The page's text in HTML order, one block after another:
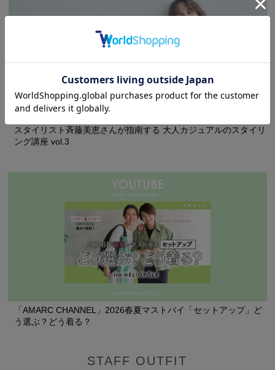
スタイリスト斉藤美恵さんが指南する 大人カジュアルのスタイリ
ング講座 vol.3
「AMARC CHANNEL」2026春夏マストバイ「セットアップ」ど
う選ぶ？どう着る？
STAFF OUTFIT